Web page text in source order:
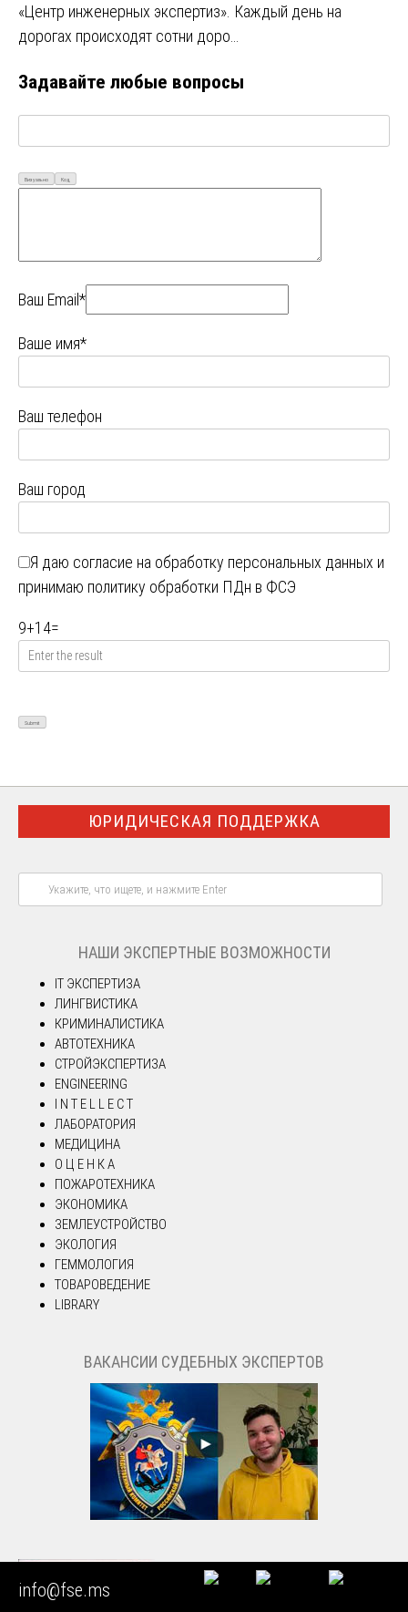
«Центр инженерных экспертиз». Каждый день на
дорогах происходят сотни доро…
Задавайте любые вопросы
Визуально Код
Ваш Email*
Ваше имя*
Ваш телефон
Ваш город
Я даю согласие на обработку персональных данных и
принимаю политику обработки ПДн в ФСЭ
9+14=
ЮРИДИЧЕСКАЯ ПОДДЕРЖКА
НАШИ ЭКСПЕРТНЫЕ ВОЗМОЖНОСТИ
IT ЭКСПЕРТИЗА
ЛИНГВИСТИКА
КРИМИНАЛИСТИКА
АВТОТЕХНИКА
СТРОЙЭКСПЕРТИЗА
ENGINEERING
I N T E L L E C T
ЛАБОРАТОРИЯ
МЕДИЦИНА
О Ц Е Н К А
ПОЖАРОТЕХНИКА
ЭКОНОМИКА
ЗЕМЛЕУСТРОЙСТВО
ЭКОЛОГИЯ
ГЕММОЛОГИЯ
ТОВАРОВЕДЕНИЕ
LIBRARY
ВАКАНСИИ СУДЕБНЫХ ЭКСПЕРТОВ
info@fse.ms